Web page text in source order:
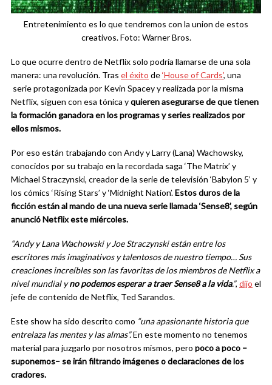
Entretenimiento es lo que tendremos con la union de estos
creativos. Foto: Warner Bros.
Lo que ocurre dentro de Netflix solo podría llamarse de una sola
manera: una revolución. Tras el éxito de‘House of Cards’, una
serie protagonizada por Kevin Spacey y realizada por la misma
Netflix, siguen con esa tónica yquieren asegurarse de que tienen
la formación ganadora en los programas y series realizados por
ellos mismos.
Por eso están trabajando con Andy y Larry (Lana) Wachowsky,
conocidos por su trabajo en la recordada saga ‘The Matrix’ y
Michael Straczynski, creador de la serie de televisión ‘Babylon 5’ y
los cómics ‘Rising Stars’ y ‘Midnight Nation’.Estos duros de la
ficción están al mando de una nueva serie llamada ‘Sense8’, según
anunció Netflix este miércoles.
“Andy y Lana Wachowski y Joe Straczynski están entre los
escritores más imaginativos y talentosos de nuestro tiempo… Sus
creaciones increíbles son las favoritas de los miembros de Netflix a
nivel mundial yno podemos esperar a traer Sense8 a la vida.”, dijo el
jefe de contenido de Netflix, Ted Sarandos.
Este show ha sido descrito como “una apasionante historia que
entrelaza las mentes y las almas”.En este momento no tenemos
material para juzgarlo por nosotros mismos, pero poco a poco –
suponemos– se irán filtrando imágenes o declaraciones de los
cradores.